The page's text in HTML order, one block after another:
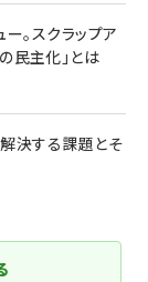
。スクラップア
民主化」とは
決する課題とそ